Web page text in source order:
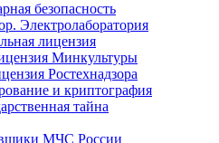
безопасность
Электролаборатория
лицензия
Минкультуры
Ростехнадзора
и криптография
тайна
МЧС России